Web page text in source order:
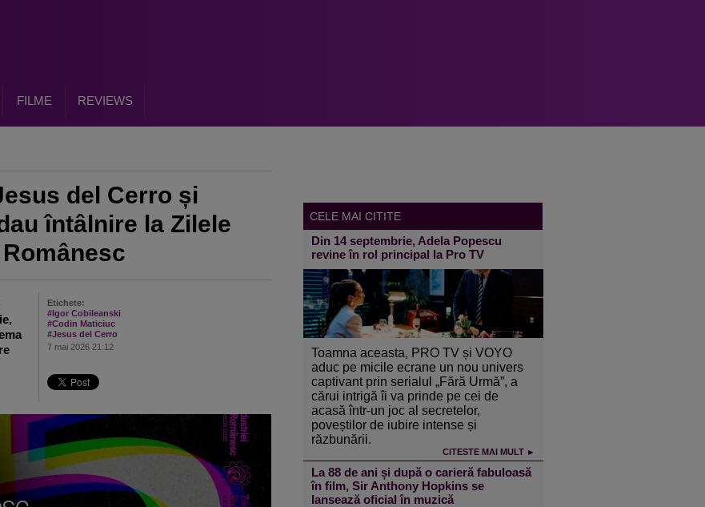
FILME REVIEWS
del Cerro și
întâlnire la Zilele
Etichete:
#Igor Cobileanski
#Codin Maticiuc
#Jesus del Cerro
7 mai 2026 21:12
CELE MAI CITITE
Din 14 septembrie, Adela Popescu
revine în rol principal la Pro TV
Toamna aceasta, PRO TV și VOYO
aduc pe micile ecrane un nou univers
captivant prin serialul „Fără Urmă”, a
cărui intrigă îi va prinde pe cei de
acasă într-un joc al secretelor,
poveștilor de iubire intense și
răzbunării.
CITESTE MAI MULT ►
La 88 de ani și după o carieră fabuloasă
în film, Sir Anthony Hopkins se
lansează oficial în muzică